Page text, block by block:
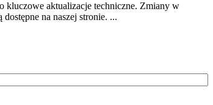
kluczowe aktualizacje techniczne. Zmiany w
na naszej stronie. ...